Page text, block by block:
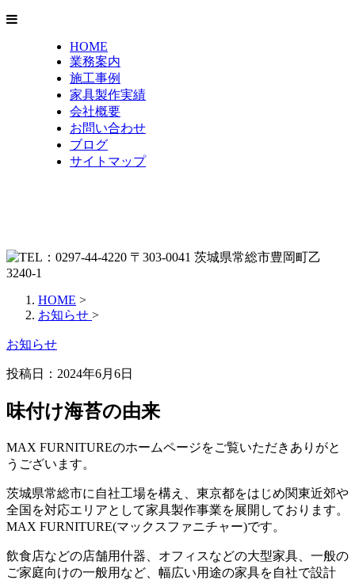
HOME
業務案内
施工事例
家具製作実績
会社概要
お問い合わせ
ブログ
サイトマップ
HOME >
お知らせ >
お知らせ
投稿日： 2024年6月6日
味付け海苔の由来
MAX FURNITUREのホームページをご覧いただきありがと
うございます。
茨城県常総市に自社工場を構え、東京都をはじめ関東近郊や
全国を対応エリアとして家具製作事業を展開しております。
MAX FURNITURE(マックスファニチャー)です。
飲食店などの店舗用什器、オフィスなどの大型家具、一般の
ご家庭向けの一般用など、幅広い用途の家具を自社で設計